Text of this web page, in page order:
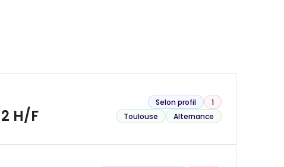
H/F
Selon profil
1
Toulouse
Alternance